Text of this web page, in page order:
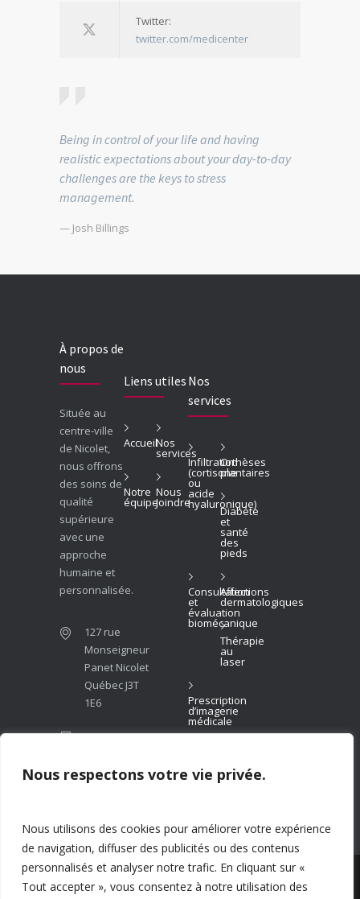
Nous respectons votre vie privée.
Nous utilisons des cookies pour améliorer votre expérience
de navigation, diffuser des publicités ou des contenus
personnalisés et analyser notre trafic. En cliquant sur «
Tout accepter », vous consentez à notre utilisation des
Twitter:
twitter.com/medicenter
Being in control of your life and having
realistic expectations about your day-to-day
challenges are the keys to stress
management.
— Josh Billings
À propos de
nous
Située au
centre-ville
de Nicolet,
nous offrons
des soins de
qualité
supérieure
avec une
approche
humaine et
personnalisée.
127 rue
Monseigneur
Panet Nicolet
Québec J3T
1E6
(819)
6999
Liens utiles
AccueilNos
services
Notre
équipe
Nous
Joindre
Nos
services
Infiltration
(cortisone
ou
acide
hyaluronique)
Orthèses
plantaires
Diabète
et
santé
des
pieds
Consultation
et
évaluation
biomécanique
Affections
dermatologiques
Thérapie
au
laser
Prescription
d’imagerie
médicale
© 2026 Clinique podiatrique de Nicolet. Tous
droits réservés. Propulsé par Patient7.